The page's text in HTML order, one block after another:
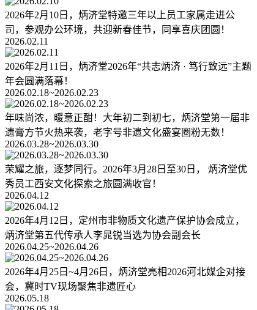
2026年2月10日，炳济堂特邀三年以上员工家属走进公
司，参观办公环境，共迎新春佳节，同享喜庆团圆！
2026.02.11
2026年2月11日，炳济堂2026年“共志炳济 · 笃行致远”主题
年会圆满落幕！
2026.02.18~2026.02.23
年味尚浓，暖意正酣！大年初二到初七，炳济堂第一届非
遗膏方节火热来袭，老字号非遗文化盛宴圈粉无数！
2026.03.28~2026.03.30
荣耀之旅，逐梦同行。2026年3月28日至30日， 炳济堂优
秀员工西安文化探索之旅圆满收官！
2026.04.12
2026年4月12日，定州市非物质文化遗产保护协会成立，
炳济堂第五代传承人李晁锐当选为协会副会长
2026.04.25~2026.04.26
2026年4月25日~4月26日，炳济堂亮相2026河北媒企对接
会，冀时TV现场聚焦非遗匠心
2026.05.18